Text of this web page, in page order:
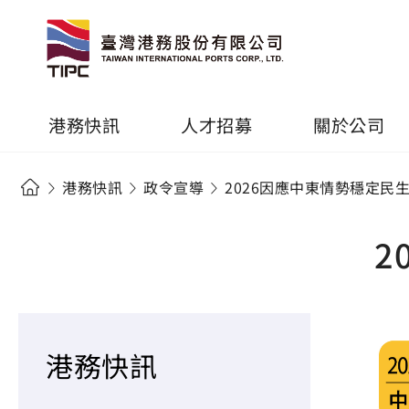
港務快訊 人才招募 關於公司
港務快訊 政令宣導 2026因應中東情勢穩定民
港務快訊